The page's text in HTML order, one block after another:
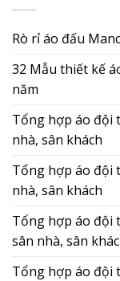
Rò rỉ áo đấu
32 Mẫu thiết kế
năm
Tổng hợp áo đội
nhà, sân khách
Tổng hợp áo đội
nhà, sân khách
Tổng hợp áo đội
sân nhà, sân
Tổng hợp áo đội